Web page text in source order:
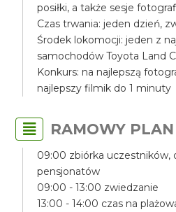
posiłki, a także sesje
Czas trwania: jeden dzień,
Środek lokomocji: jeden z
samochodów Toyota Land
Konkurs: na najlepszą
najlepszy filmik do 1 minuty
RAMOWY
09:00 zbiórka uczestników,
pensjonatów
09:00 - 13:00 zwiedzanie
13:00 - 14:00 czas na